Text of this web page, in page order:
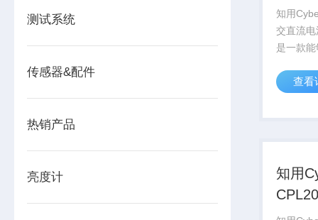
测试系统
传感器&配件
热销产品
亮度计
电流
知用
交直流
是一款
电流最
10kHz(-
查看
知用
电流